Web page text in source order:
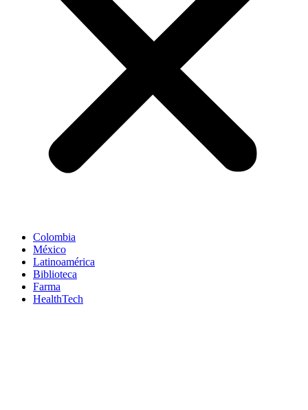
Colombia
México
Latinoamérica
Biblioteca
Farma
HealthTech